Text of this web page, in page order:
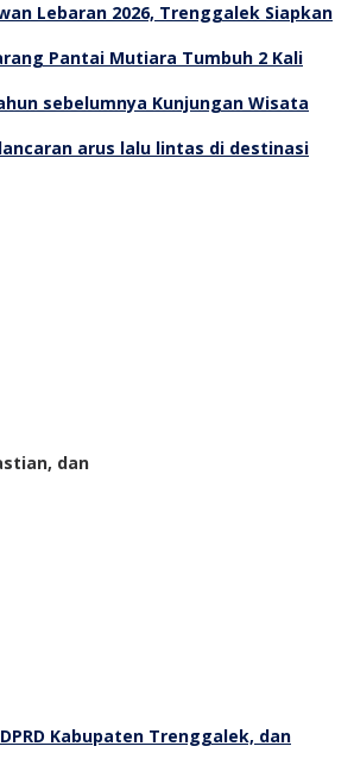
Lebaran 2026, Trenggalek Siapkan
Pantai Mutiara Tumbuh 2 Kali
Kunjungan Wisata
dan